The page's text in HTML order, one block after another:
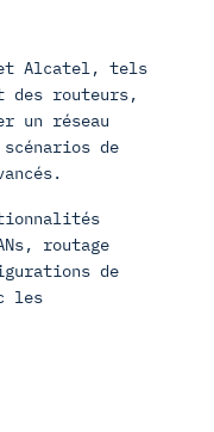
et Alcatel, tels
des routeurs,
un réseau
de
routage
de
les